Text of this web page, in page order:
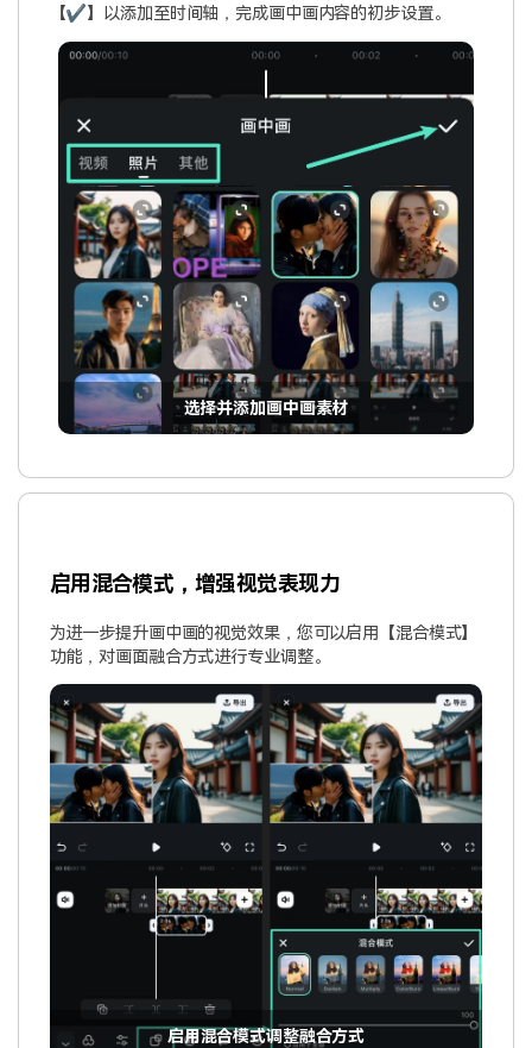
【✔】以添加至时间轴，完成画中画内容的初步设置。
选择并添加画中画素材
启用混合模式，增强视觉表现力
为进一步提升画中画的视觉效果，您可以启用【混合模式】
功能，对画面融合方式进行专业调整。
启用混合模式调整融合方式